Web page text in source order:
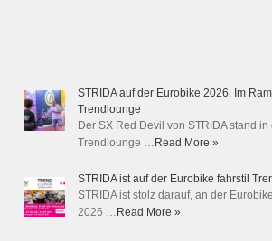
STRIDA auf der Eurobike 2026: Im
Trendlounge
Der SX Red Devil von STRIDA stand in
Trendlounge …Read More »
STRIDA ist auf der Eurobike fahrstil
STRIDA ist stolz darauf, an der
2026 …Read More »